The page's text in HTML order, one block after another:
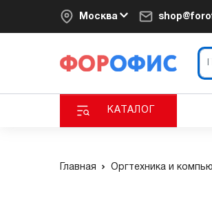
Москва
КАТАЛОГ
Главная Оргтехника и